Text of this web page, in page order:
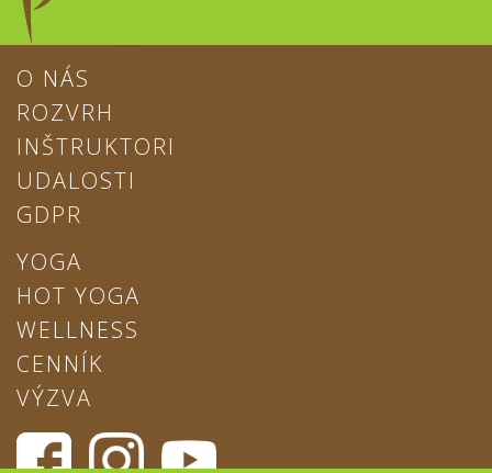
O NÁS
ROZVRH
INŠTRUKTORI
UDALOSTI
GDPR
YOGA
HOT YOGA
WELLNESS
CENNÍK
VÝZVA